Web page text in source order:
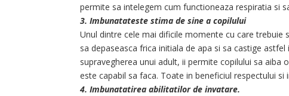
permite sa intelegem cum functioneaza respiratia si
3. Imbunatateste stima de sine a copilului
Unul dintre cele mai dificile momente cu care
sa depaseasca frica initiala de apa si sa castige
supravegherea unui adult, ii permite copilului sa aiba
este capabil sa faca. Toate in beneficiul respectului si
4. Imbunatatirea abilitatilor de invatare.